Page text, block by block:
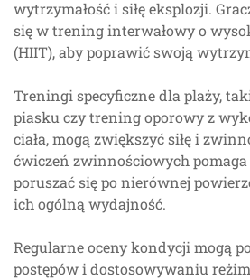
wytrzymałość i siłę eksplozji.
się w trening interwałowy o
(HIIT), aby poprawić swoją
Treningi specyficzne dla plaży,
piasku czy trening oporowy z
ciała, mogą zwiększyć siłę i
ćwiczeń zwinnościowych
poruszać się po nierównej
ich ogólną wydajność.
Regularne oceny kondycji mogą
postępów i dostosowywaniu